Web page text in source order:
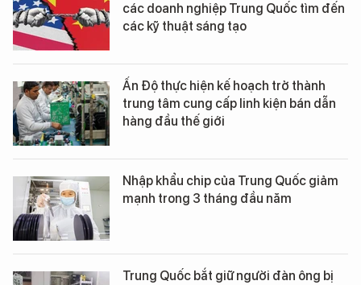
các doanh nghiệp Trung Quốc tìm đến
các kỹ thuật sáng tạo
Ấn Độ thực hiện kế hoạch trở thành
trung tâm cung cấp linh kiện bán dẫn
hàng đầu thế giới
Nhập khẩu chip của Trung Quốc giảm
mạnh trong 3 tháng đầu năm
Trung Quốc bắt giữ người đàn ông bị